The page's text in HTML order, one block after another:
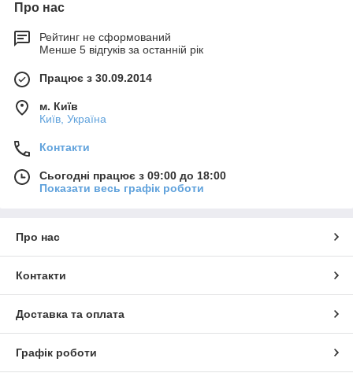
Про нас
Рейтинг не сформований
Менше 5 відгуків за останній рік
Працює з 30.09.2014
м. Київ
Київ, Україна
Контакти
Сьогодні працює з 09:00 до 18:00
Показати весь графік роботи
Про нас
Контакти
Доставка та оплата
Графік роботи